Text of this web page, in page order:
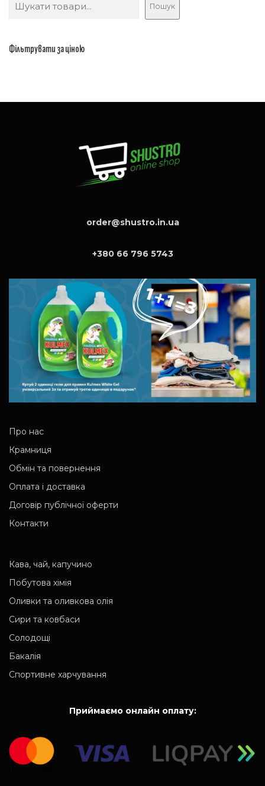
Пошук
Фільтрувати за ціною
order@shustro.in.ua
+380 66 796 5743
Про нас
Крамниця
Обмін та повернення
Оплата і доставка
Договір публічної оферти
Контакти
Кава, чай, капучино
Побутова хімія
Оливки та оливкова олія
Сири та ковбаси
Солодощі
Бакалія
Спортивне харчування
Приймаємо онлайн оплату: